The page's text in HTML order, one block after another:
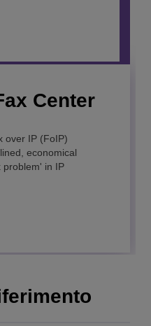
Center
over IP (FoIP)
economical
problem' in IPinto your